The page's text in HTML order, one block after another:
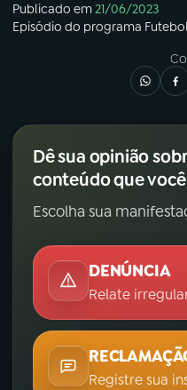
Publicado em21/06/2023
Episódio do programa
Dê sua opinião
conteúdo que
Escolha sua
DENÚNCIA
Relate
Registre sua